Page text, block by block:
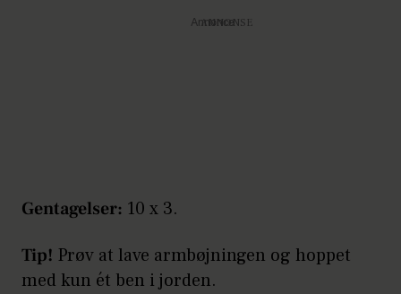
Annonce
Gentagelser: 10 x 3.
Tip! Prøv at lave armbøjningen og hoppet
med kun ét ben i jorden.